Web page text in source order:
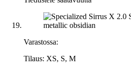
Varastossa:
Tilaus: XS, S, M